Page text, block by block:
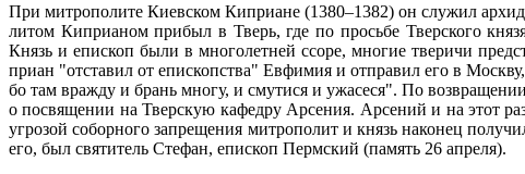
При мит­ро­по­ли­те Ки­ев­ском Ки­при­ане (1380–1382) он слу­жил
ли­том Ки­при­а­ном при­был в Тверь, где по прось­бе Твер­ско­го
Князь и епи­скоп бы­ли в мно­го­лет­ней ссо­ре, мно­гие тве­ри­чи
при­ан "от­ста­вил от епи­скоп­ства" Ев­фи­мия и от­пра­вил его в
бо там враж­ду и брань мно­гу, и сму­ти­ся и ужа­се­ся". По
о по­свя­ще­нии на Твер­скую ка­фед­ру Ар­се­ния. Ар­се­ний и на этот
угро­зой со­бор­но­го за­пре­ще­ния мит­ро­по­лит и князь на­ко­нец
его, был свя­ти­тель Сте­фан, епи­скоп Перм­ский (па­мять 26 ап­ре­ля).